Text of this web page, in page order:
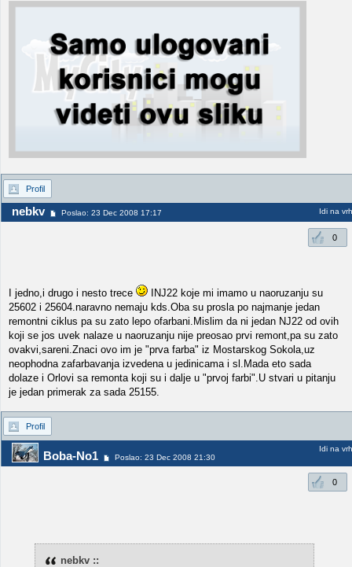
Profil
nebkv Poslao: 23 Dec 2008 17:17 Idi na vrh
0
I jedno,i drugo i nesto trece
INJ22 koje mi imamo u naoruzanju su
25602 i 25604.naravno nemaju kds.Oba su prosla po najmanje jedan
remontni ciklus pa su zato lepo ofarbani.Mislim da ni jedan NJ22 od ovih
koji se jos uvek nalaze u naoruzanju nije preosao prvi remont,pa su zato
ovakvi,sareni.Znaci ovo im je "prva farba" iz Mostarskog Sokola,uz
neophodna zafarbavanja izvedena u jedinicama i sl.Mada eto sada
dolaze i Orlovi sa remonta koji su i dalje u "prvoj farbi".U stvari u pitanju
je jedan primerak za sada 25155.
Profil
Boba-No1 Poslao: 23 Dec 2008 21:30
Idi na vrh
0
nebkv ::